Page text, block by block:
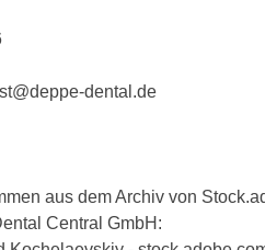
dental.de
aus dem Archiv von
Central GmbH: